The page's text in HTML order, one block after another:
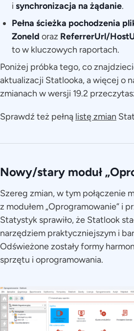
i synchronizacja na żądanie.
Pełna ścieżka pochodzenia
ZoneId oraz ReferrerUrl/
to w kluczowych raportach.
Poniżej próbka tego, co
aktualizacji Statlooka, a więcej o
zmianach w wersji 19.2
Sprawdź też pełną listę zmian
Nowy/stary moduł
Szereg zmian, w tym połączenie
z modułem „Oprogramowanie” i
Statystyk sprawiło, że Statlook
narzędziem praktyczniejszym i
Odświeżone zostały formy
sprzętu i oprogramowania.